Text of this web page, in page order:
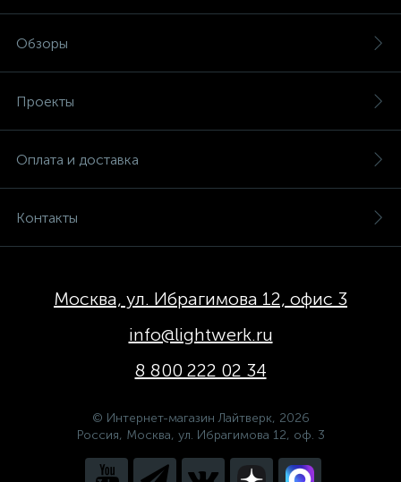
Обзоры
Проекты
Оплата и доставка
Контакты
Москва, ул. Ибрагимова 12, офис 3
info@lightwerk.ru
8 800 222 02 34
© Интернет-магазин Лайтверк, 2026
Россия, Москва, ул. Ибрагимова 12, оф. 3